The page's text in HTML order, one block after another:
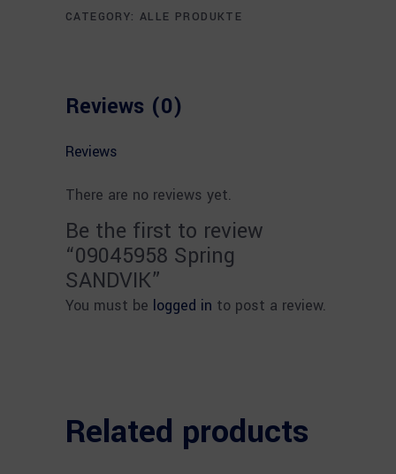
CATEGORY:ALLE PRODUKTE
Reviews (0)
Reviews
There are no reviews yet.
Be the first to review
“09045958 Spring
SANDVIK”
You must be logged in to post a review.
Related products